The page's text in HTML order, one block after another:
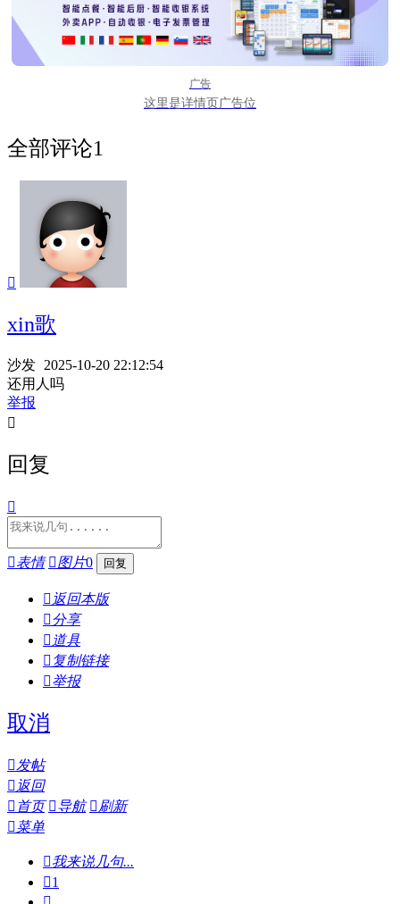
广告
这里是详情页广告位
全部评论1

xin歌
沙发 2025-10-20 22:12:54
还用人吗
举报

回复

表情 图片0
 返回本版
分享
 道具
 复制链接
举报
取消
发帖
 返回
 首页 导航 刷新
菜单
我来说几句...
1